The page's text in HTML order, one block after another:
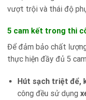
vượt trội và thái độ
5 cam kết trong thi
Để đảm bảo chất
thực hiện đầy đủ 5
Hút sạch triệt để,
công đều sử dụng